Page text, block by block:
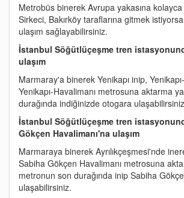
Metrobüs binerek Avrupa yakasına
Sirkeci, Bakırköy taraflarına gitmek
ulaşım sağlayabilirsiniz.
İstanbul Söğütlüçeşme tren
ulaşım
Marmaray'a binerek Yenikapı inip,
Yenikapı-Havalimanı metrosuna aktarma
durağında indiğinizde otogara
İstanbul Söğütlüçeşme tren
Gökçen Havalimanı'na ulaşım
Marmaraya binerek Ayrılıkçeşmesi'nde
Sabiha Gökçen Havalimanı metrosuna
metronun son durağında inip Sabiha
ulaşabilirsiniz.